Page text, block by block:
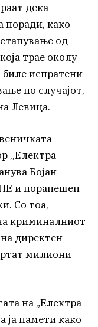
дека
поради, како
од
трае околу
испратени
по случајот,
Левица.
,,Електра
Бојан
и поранешен
Со тоа,
криминалниот
директен
милиони
на „Електра
ја памети како